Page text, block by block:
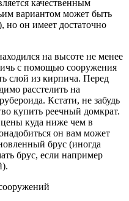
качественным
вариантом может быть
но он имеет достаточно
на высоте не менее
с помощью сооружения
слой из кирпича. Перед
расстелить на
Кстати, не забудь
купить реечный домкрат.
куда ниже чем в
он вам может
брус (иногда
брус, если например